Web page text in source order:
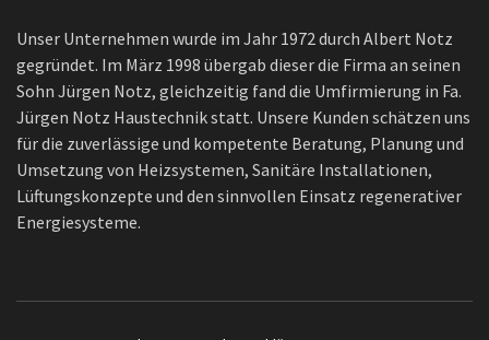
Unser Unternehmen wurde im Jahr 1972 durch Albert Notz
gegründet. Im März 1998 übergab dieser die Firma an seinen
Sohn Jürgen Notz, gleichzeitig fand die Umfirmierung in Fa.
Jürgen Notz Haustechnik statt. Unsere Kunden schätzen uns
für die zuverlässige und kompetente Beratung, Planung und
Umsetzung von Heizsystemen, Sanitäre Installationen,
Lüftungskonzepte und den sinnvollen Einsatz regenerativer
Energiesysteme.